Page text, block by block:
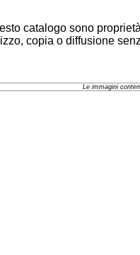
catalogo sono
copia o diffusione
Le immagini